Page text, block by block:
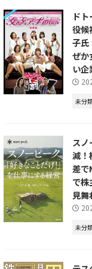
ド
役候
子氏
ぜか
い
未分
ス
減！
差で
で株
見舞
未分